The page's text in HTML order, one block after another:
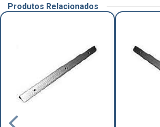
Produtos Relacionados